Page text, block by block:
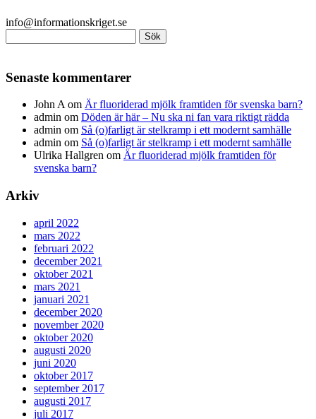
info@informationskriget.se
efter:
Senaste kommentarer
John A om Är fluoriderad mjölk framtiden för svenska barn?
admin om Döden är här – Nu ska ni fan vara riktigt rädda
admin om Så (o)farligt är stelkramp i ett modernt samhälle
admin om Så (o)farligt är stelkramp i ett modernt samhälle
Ulrika Hallgren om Är fluoriderad mjölk framtiden för
svenska barn?
Arkiv
april 2022
mars 2022
februari 2022
december 2021
oktober 2021
mars 2021
januari 2021
december 2020
november 2020
oktober 2020
augusti 2020
juni 2020
oktober 2017
september 2017
augusti 2017
juli 2017